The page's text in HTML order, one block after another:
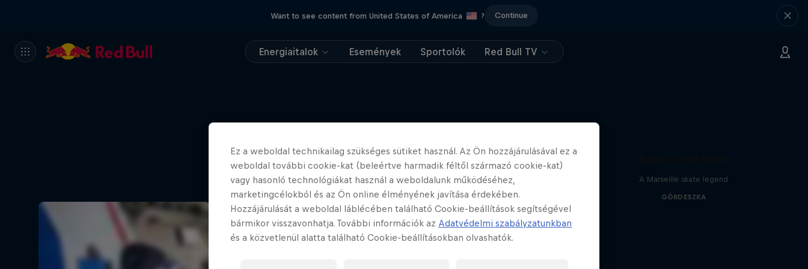
Want to see content from United States of America ? Continue
Energiaitalok Események Sportolók Red Bull TV
További tartalmak
A Marseille skate legend
GÖRDESZKA
Ez a weboldal technikailag szükséges sütiket használ. Az Ön hozzájárulásával ez a
weboldal további cookie-kat (beleértve harmadik féltől származó cookie-kat)
vagy hasonló technológiákat használ a weboldalunk működéséhez,
marketingcélokból és az Ön online élményének javítása érdekében.
Hozzájárulását a weboldal láblécében található Cookie-beállítások segítségével
bármikor visszavonhatja. További információk az Adatvédelmi szabályzatunkban
és a közvetlenül alatta található Cookie-beállításokban olvashatók.